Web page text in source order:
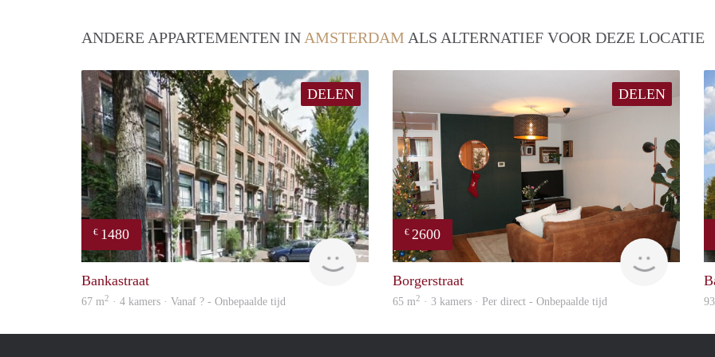
ANDERE APPARTEMENTEN IN AMSTERDAM ALS ALTERNATIEF VOOR DEZE LOCATIE
DELEN
€ 1480
finder
Bankastraat
67 m2 · 4 kamers · Vanaf ? - Onbepaalde tijd
DELEN
€ 2600
Expat
Borgerstraat
65 m2 · 3 kamers · Per direct - Onbepaalde tijd